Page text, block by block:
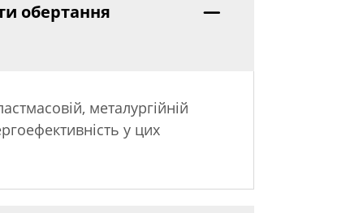
обертання
металургійній
у цих